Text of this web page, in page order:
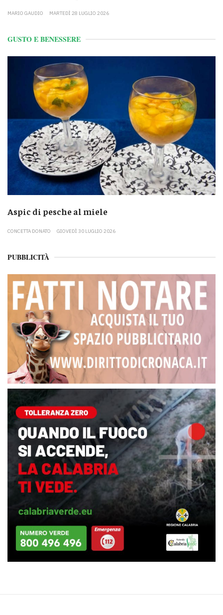
MARIO GAUDIO MARTEDÌ 28 LUGLIO 2026
GUSTO E BENESSERE
Aspic di pesche al miele
CONCETTA DONATO GIOVEDÌ 30 LUGLIO 2026
PUBBLICITÀ